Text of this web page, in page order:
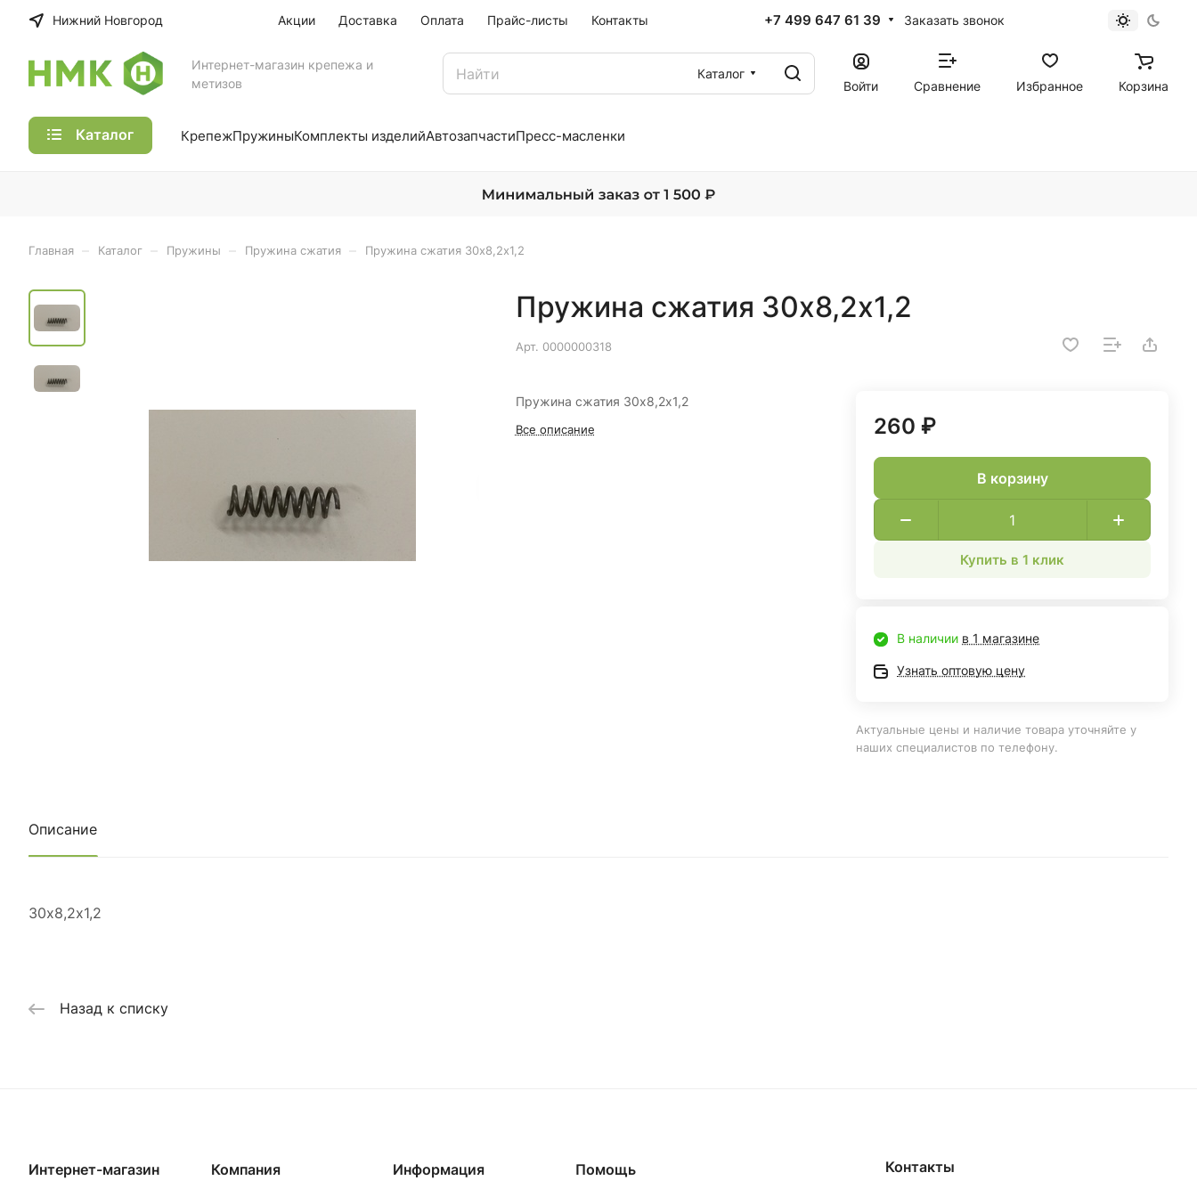
Нижний Новгород Акции Доставка Оплата Прайс-листы Контакты +7 499 647 61 39 Заказать звонок
Интернет-магазин крепежа и
метизов
Каталог
Войти
Сравнение Избранное Корзина
Каталог КрепежПружиныКомплекты изделийАвтозапчастиПресс-масленки
Главная Каталог Пружины Пружина сжатия Пружина сжатия 30х8,2х1,2
Пружина сжатия 30х8,2х1,2
Арт. 0000000318
Пружина сжатия 30х8,2х1,2
Все описание 260 ₽
В корзину
Купить в 1 клик
В наличии в 1 магазине
Узнать оптовую цену
Актуальные цены и наличие товара уточняйте у
наших специалистов по телефону.
Описание
30х8,2х1,2
Назад к списку
Интернет-магазин Компания Информация Помощь Контакты